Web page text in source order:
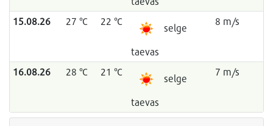
15.08.26 27 °C 22 °C
selge
taevas
8 m/s
16.08.26 28 °C 21 °C
selge
taevas
7 m/s